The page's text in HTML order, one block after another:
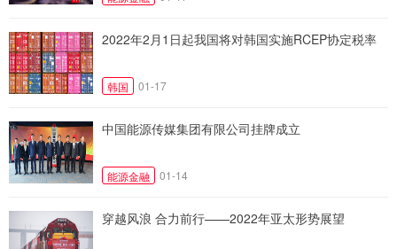
2022年2月1日起我国将对韩国实施RCEP协定税率
韩国 01-17
中国能源传媒集团有限公司挂牌成立
能源金融 01-14
穿越风浪 合力前行——2022年亚太形势展望